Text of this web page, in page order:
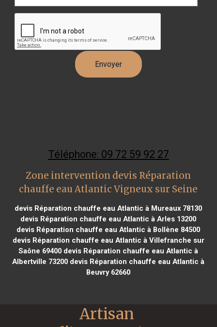
Téléphone: 09 72 59 92 27
Zone intervention devis Réparation
chauffe eau Atlantic Vigneux sur Seine
devis Réparation chauffe eau Atlantic à Mureaux 78130
devis Réparation chauffe eau Atlantic à Arles 13200
devis Réparation chauffe eau Atlantic à Bollène 84500
devis Réparation chauffe eau Atlantic à Villefranche sur
Saône 69400 devis Réparation chauffe eau Atlantic à
Albertville 73200 devis Réparation chauffe eau Atlantic à
Beuvry 62660
Artisan